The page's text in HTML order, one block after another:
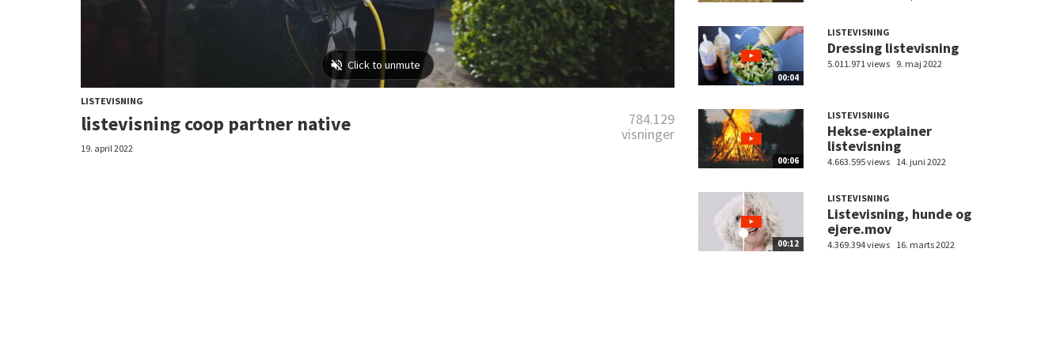
LISTEVISNING
listevisning coop partner native
784.129
visninger
19. april 2022
00:04
LISTEVISNING
Dressing listevisning
5.011.971 views 9. maj 2022
00:06
LISTEVISNING
Hekse-explainer
listevisning
4.663.595 views 14. juni 2022
00:12
LISTEVISNING
Listevisning, hunde og
ejere.mov
4.369.394 views 16. marts 2022